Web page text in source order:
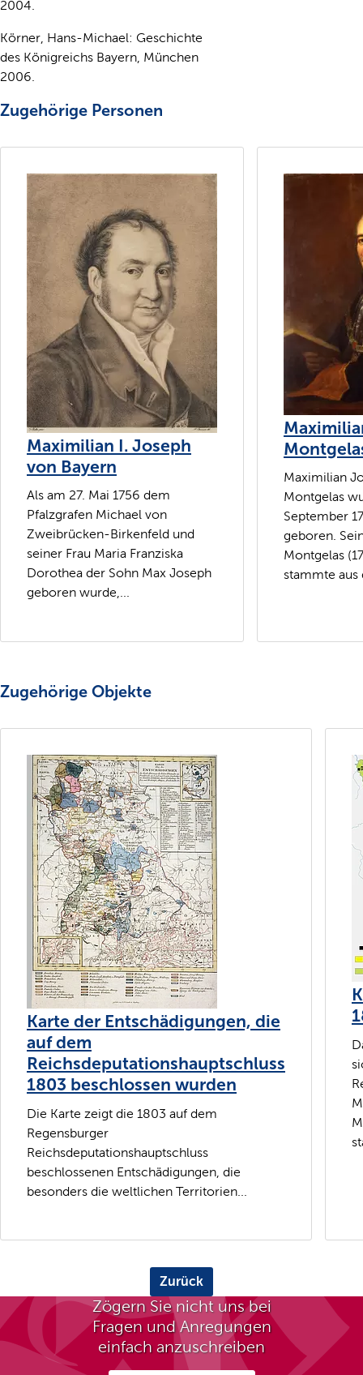
2004.
Körner, Hans-Michael: Geschichte
des Königreichs Bayern, München
2006.
Zugehörige Personen
Maximilian I. Joseph
von Bayern
Als am 27. Mai 1756 dem
Pfalzgrafen Michael von
Zweibrücken-Birkenfeld und
seiner Frau Maria Franziska
Dorothea der Sohn Max Joseph
geboren wurde,...
Maximilian
Montgelas
September
geboren.
Montgelas
stammte
Zugehörige Objekte
Karte der Entschädigungen, die
auf dem
Reichsdeputationshauptschluss
1803 beschlossen wurden
Die Karte zeigt die 1803 auf dem
Regensburger
Reichsdeputationshauptschluss
beschlossenen Entschädigungen, die
besonders die weltlichen Territorien...
Zurück
Zögern Sie nicht uns bei
Fragen und Anregungen
einfach anzuschreiben